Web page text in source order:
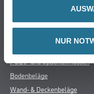
NUR
Farbe
Putze- und Spachtelmassen
Bodenbeläge
Wand- & Deckenbeläge